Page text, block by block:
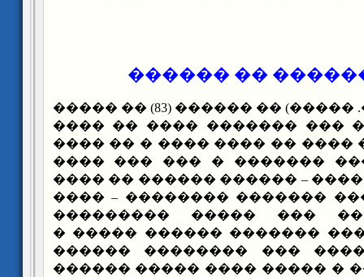
������ ���
��� ������ (�. �����) �� ������ (83) �� �����
: "��� �� ���� �� ���
������ ��� ���� ���� ��
�������� ��� ���
������� ���������� –
������� �������� �������
�� ���� ������ ���
������� ���� ����
��� ���� �� ����� ���
������� ������� � �����